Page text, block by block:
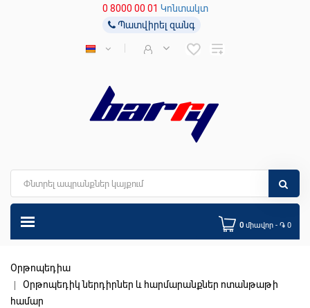
0 8000 00 01 Կոնտակտ
Պատվիրել զանգ
0 միավոր - ֏ 0
Օրթոպեդիա
Օրթոպեդիկ ներդիրներ և հարմարանքներ ոտանթաթի
համար